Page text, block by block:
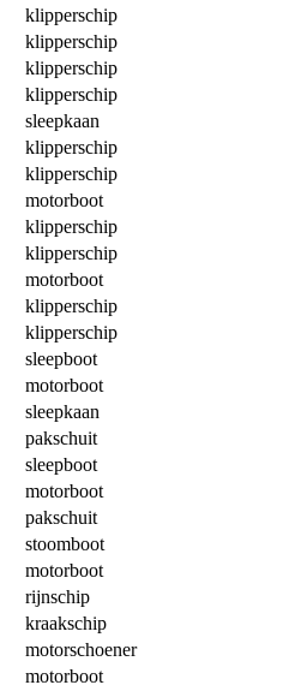
klipperschip
klipperschip
klipperschip
klipperschip
sleepkaan
klipperschip
klipperschip
motorboot
klipperschip
klipperschip
motorboot
klipperschip
klipperschip
sleepboot
motorboot
sleepkaan
pakschuit
sleepboot
motorboot
pakschuit
stoomboot
motorboot
rijnschip
kraakschip
motorschoener
motorboot